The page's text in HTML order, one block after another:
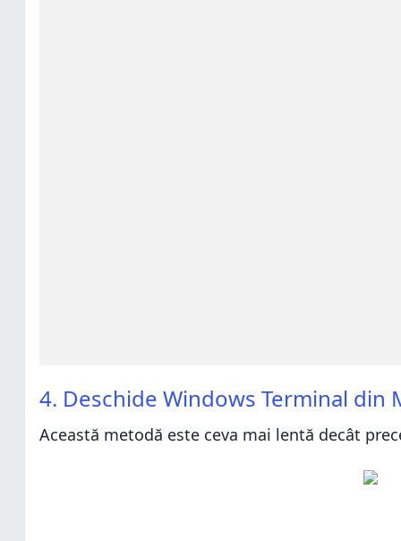
4. Deschide Windows Terminal din
Această metodă este ceva mai lentă decât